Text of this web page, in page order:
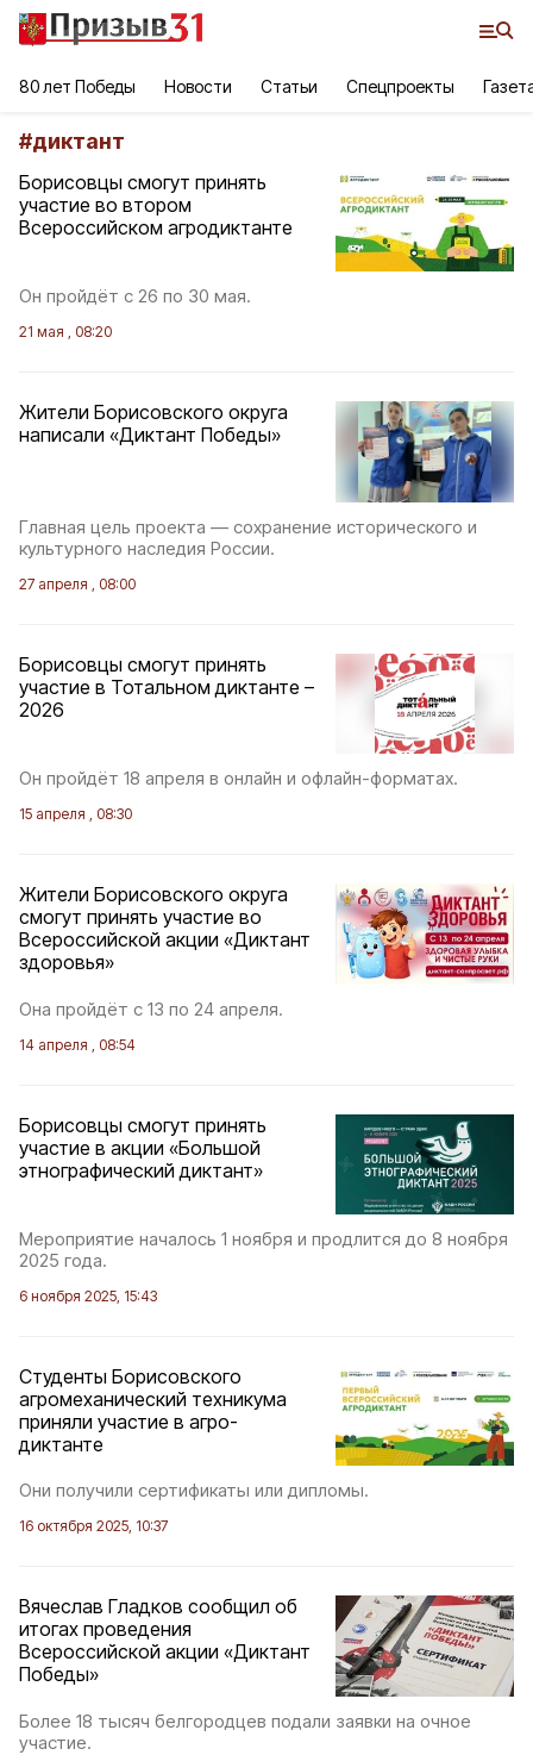
80 лет Победы Новости Статьи Спецпроекты
#диктант
Борисовцы смогут принять
участие во втором
Всероссийском агродиктанте
Он пройдёт с 26 по 30 мая.
21 мая , 08:20
Жители Борисовского округа
написали «Диктант Победы»
Главная цель проекта — сохранение исторического и
культурного наследия России.
27 апреля , 08:00
Борисовцы смогут принять
участие в Тотальном диктанте –
2026
Он пройдёт 18 апреля в онлайн и офлайн-форматах.
15 апреля , 08:30
Жители Борисовского округа
смогут принять участие во
Всероссийской акции «Диктант
здоровья»
Она пройдёт с 13 по 24 апреля.
14 апреля , 08:54
Борисовцы смогут принять
участие в акции «Большой
этнографический диктант»
Мероприятие началось 1 ноября и продлится до 8 ноября
2025 года.
6 ноября 2025, 15:43
Студенты Борисовского
агромеханический техникума
приняли участие в агро-
диктанте
Они получили сертификаты или дипломы.
16 октября 2025, 10:37
Вячеслав Гладков сообщил об
итогах проведения
Всероссийской акции «Диктант
Победы»
Более 18 тысяч белгородцев подали заявки на очное
участие.